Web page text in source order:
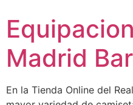
contenido
Madrid
En la Tienda Online del